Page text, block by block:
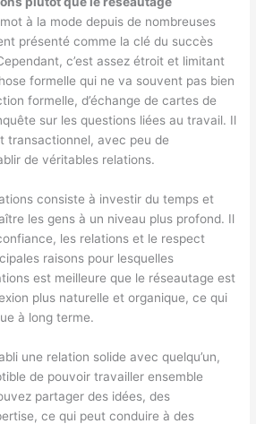
à la mode depuis de nombreuses
présenté comme la clé du succès
c’est assez étroit et limitant
formelle qui ne va souvent pas bien
formelle, d’échange de cartes de
sur les questions liées au travail. Il
transactionnel, avec peu de
de véritables relations.
consiste à investir du temps et
les gens à un niveau plus profond. Il
les relations et le respect
raisons pour lesquelles
est meilleure que le réseautage est
plus naturelle et organique, ce qui
à long terme.
une relation solide avec quelqu’un,
de pouvoir travailler ensemble
partager des idées, des
ce qui peut conduire à des